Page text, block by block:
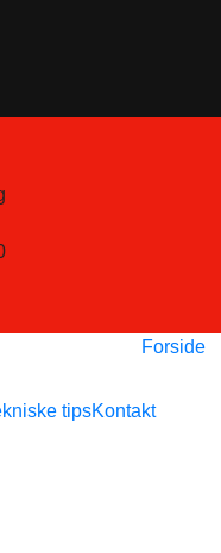
Forside
tipsKontakt